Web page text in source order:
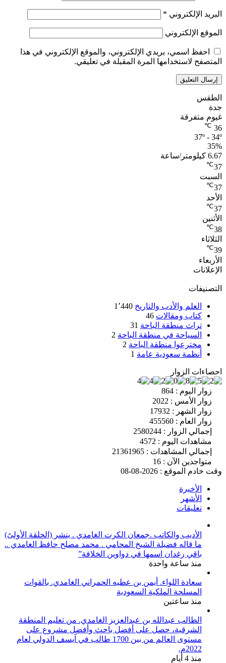
البريد الإلكتروني *
الموقع الإلكتروني
احفظ اسمي، بريدي الإلكتروني، والموقع الإلكتروني في هذا
المتصفح لاستخدامها المرة المقبلة في تعليقي.
الطقس
جدة
غيوم متفرقة
36
℃
37º - 34º
35%
6.67 كيلومتر/ساعة
37
℃
السبت
37
℃
الأحد
37
℃
الأثنين
38
℃
الثلاثاء
39
℃
الأربعاء
الإعلانات
التصنيفات
العلم والأدب والتاريخ 1٬440
كتاب ومقالات 46
تراث منطقة الباحة 31
السياحة في منطقة الباحة 2
مخترعوا منطقة الباحة 2
أنظمة سعودية عامة 1
احصاءات الزوار
زوار اليوم : 864
زوار الأمس : 2022
زوار الشهر : 17932
زوار العام : 455560
إجمالي الزوار : 2580244
مشاهدات اليوم : 4572
إجمالي المشاهدات : 21361965
متواجدين الآن : 16
وقت خادم الموقع : 2026-08-08
الأخيرة
الأشهر
تعليقات
الأديب والكاتب .جمعان الكرت الغامدي . ينشر (الحلقة الأولىً)
ما قاله فضيلة الشيخ المحامي . محمد مصلح حافظ الغامدي ..
باقي رغدان اسمها في دواوين الخلافة”
منذ ساعة واحدة
سعادة اللواء. أيمن بن عطيه الحمراني الغامدي. بالقوات
المسلحة الملكية السعودية
منذ ساعتين
الطالب عبدالله بن عبدالعزيز الغامدي. من تعليم المنطقة
الشرقية، حصل على أفضل باحث وأفضل مشروع على
مستوى العالم من بين 1700 طالب في آيسف الدولي لعام
2022م.
منذ 4 أيام